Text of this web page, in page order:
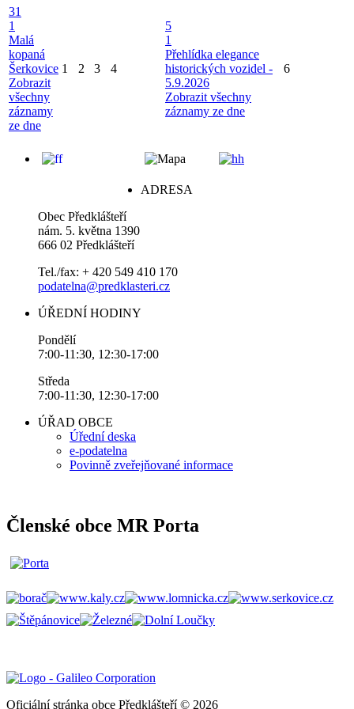
31
1
Malá
kopaná
Šerkovice
Zobrazit
všechny
záznamy
ze dne
1 2 3 4
5
1
Přehlídka elegance
historických vozidel -
5.9.2026
Zobrazit všechny
záznamy ze dne
6
ADRESA
Obec Předklášteří
nám. 5. května 1390
666 02 Předklášteří
Tel./fax: + 420 549 410 170
podatelna@predklasteri.cz
ÚŘEDNÍ HODINY
Pondělí
7:00-11:30, 12:30-17:00
Středa
7:00-11:30, 12:30-17:00
ÚŘAD OBCE
Úřední deska
e-podatelna
Povinně zveřejňované informace
Členské obce MR Porta
Oficiální stránka obce Předklášteří © 2026